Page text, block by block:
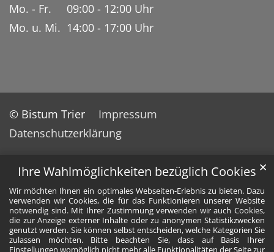
Ihre Wahlmöglichkeiten bezüglich Cookies
Wir möchten Ihnen ein optimales Webseiten-Erlebnis zu bieten. Dazu
verwenden wir Cookies, die für das Funktionieren unserer Website
notwendig sind. Mit Ihrer Zustimmung verwenden wir auch Cookies,
die zur Anzeige externer Inhalte oder zu anonymen Statistikzwecken
genutzt werden. Sie können selbst entscheiden, welche Kategorien Sie
zulassen möchten. Bitte beachten Sie, dass auf Basis Ihrer
Einstellungen womöglich nicht mehr alle Funktionalitäten der Seite zur
✕
Mo. - Fr. 09:00 - 12:00 Uhr
Mo. u. Mi. 14:00 - 17:00 Uhr
© Bistum Trier
Impressum
Datenschutzerklärung